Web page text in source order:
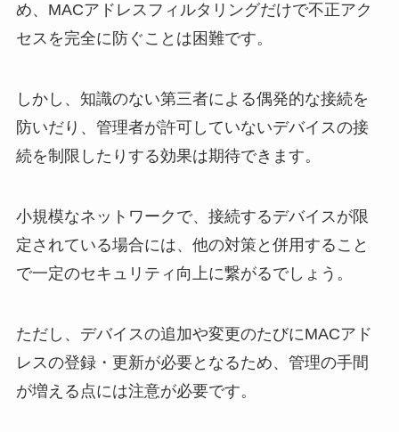
め、MACアドレスフィルタリングだけで不正アク
セスを完全に防ぐことは困難です。
しかし、知識のない第三者による偶発的な接続を
防いだり、管理者が許可していないデバイスの接
続を制限したりする効果は期待できます。
小規模なネットワークで、接続するデバイスが限
定されている場合には、他の対策と併用すること
で一定のセキュリティ向上に繋がるでしょう。
ただし、デバイスの追加や変更のたびにMACアド
レスの登録・更新が必要となるため、管理の手間
が増える点には注意が必要です。